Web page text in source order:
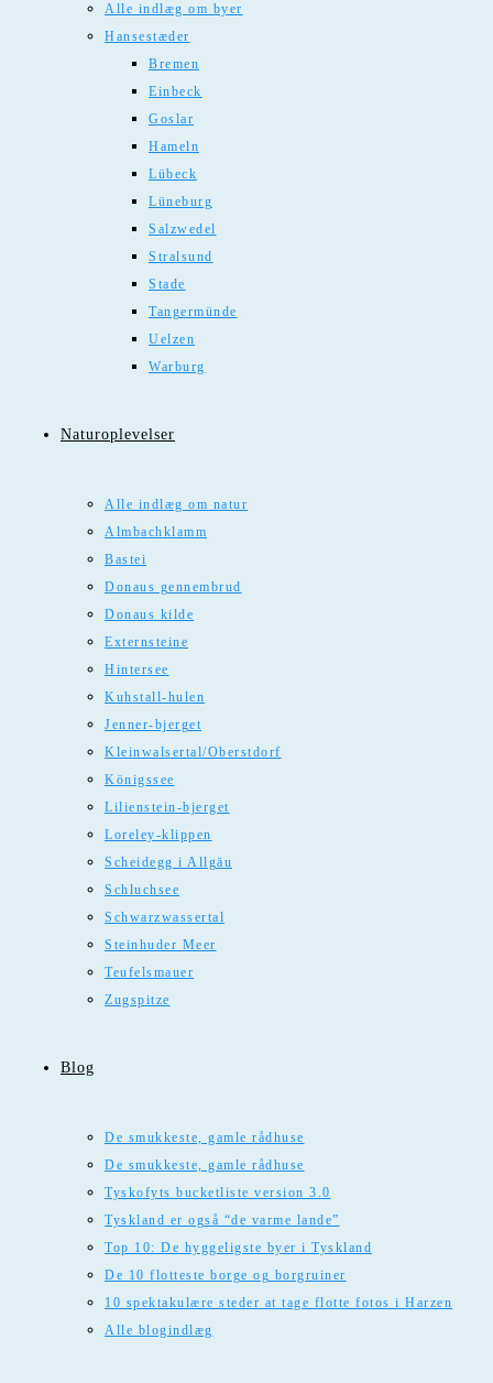
Alle indlæg om byer
Hansestæder
Bremen
Einbeck
Goslar
Hameln
Lübeck
Lüneburg
Salzwedel
Stralsund
Stade
Tangermünde
Uelzen
Warburg
Naturoplevelser
Alle indlæg om natur
Almbachklamm
Bastei
Donaus gennembrud
Donaus kilde
Externsteine
Hintersee
Kuhstall-hulen
Jenner-bjerget
Kleinwalsertal/Oberstdorf
Königssee
Lilienstein-bjerget
Loreley-klippen
Scheidegg i Allgäu
Schluchsee
Schwarzwassertal
Steinhuder Meer
Teufelsmauer
Zugspitze
Blog
De smukkeste, gamle rådhuse
De smukkeste, gamle rådhuse
Tyskofyts bucketliste version 3.0
Tyskland er også “de varme lande”
Top 10: De hyggeligste byer i Tyskland
De 10 flotteste borge og borgruiner
10 spektakulære steder at tage flotte fotos i Harzen
Alle blogindlæg